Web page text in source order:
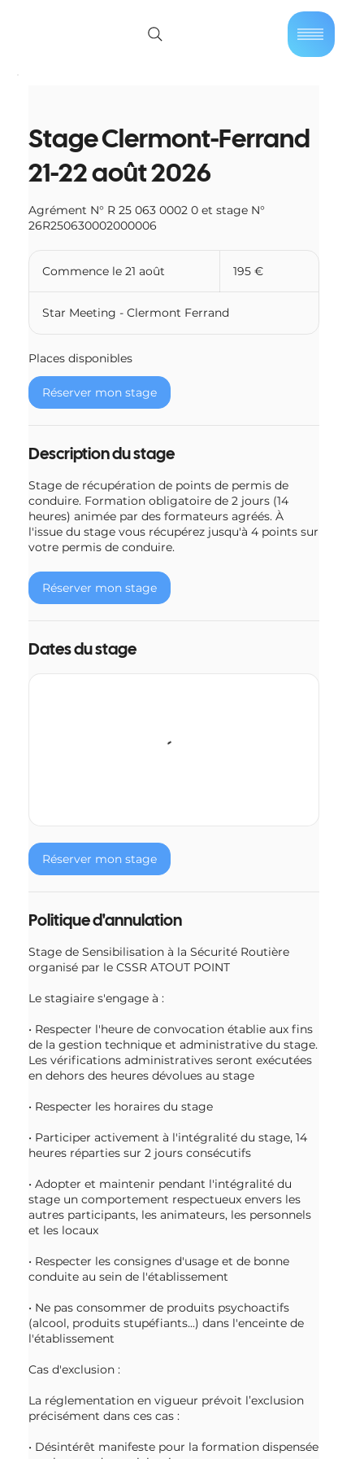
Stage Clermont-Ferrand
21-22 août 2026
Agrément N° R 25 063 0002 0 et stage N°
26R250630002000006
Commence le 21 août
m
e
e
a
û
t
195 €
Star Meeting - Clermont Ferrand
Places disponibles
Réserver mon stage
Description du stage
Stage de récupération de points de permis de
conduire. Formation obligatoire de 2 jours (14
heures) animée par des formateurs agréés. À
l'issue du stage vous récupérez jusqu'à 4 points sur
votre permis de conduire.
Réserver mon stage
Dates du stage
Réserver mon stage
Politique d'annulation
Stage de Sensibilisation à la Sécurité Routière
organisé par le CSSR ATOUT POINT
Le stagiaire s'engage à :
• Respecter l'heure de convocation établie aux fins
de la gestion technique et administrative du stage.
Les vérifications administratives seront exécutées
en dehors des heures dévolues au stage
• Respecter les horaires du stage
• Participer activement à l'intégralité du stage, 14
heures réparties sur 2 jours consécutifs
• Adopter et maintenir pendant l'intégralité du
stage un comportement respectueux envers les
autres participants, les animateurs, les personnels
et les locaux
• Respecter les consignes d'usage et de bonne
conduite au sein de l'établissement
• Ne pas consommer de produits psychoactifs
(alcool, produits stupéfiants...) dans l'enceinte de
l'établissement
Cas d'exclusion :
La réglementation en vigueur prévoit l’exclusion
précisément dans ces cas :
• Désintérêt manifeste pour la formation dispensée